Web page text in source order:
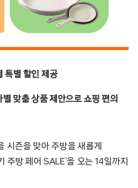
특별 할인 제공
별 맞춤 상품 제안으로 쇼핑 편의
즌을 맞아 주방을 새롭게
주방 페어 SALE’을 오는 14일까지